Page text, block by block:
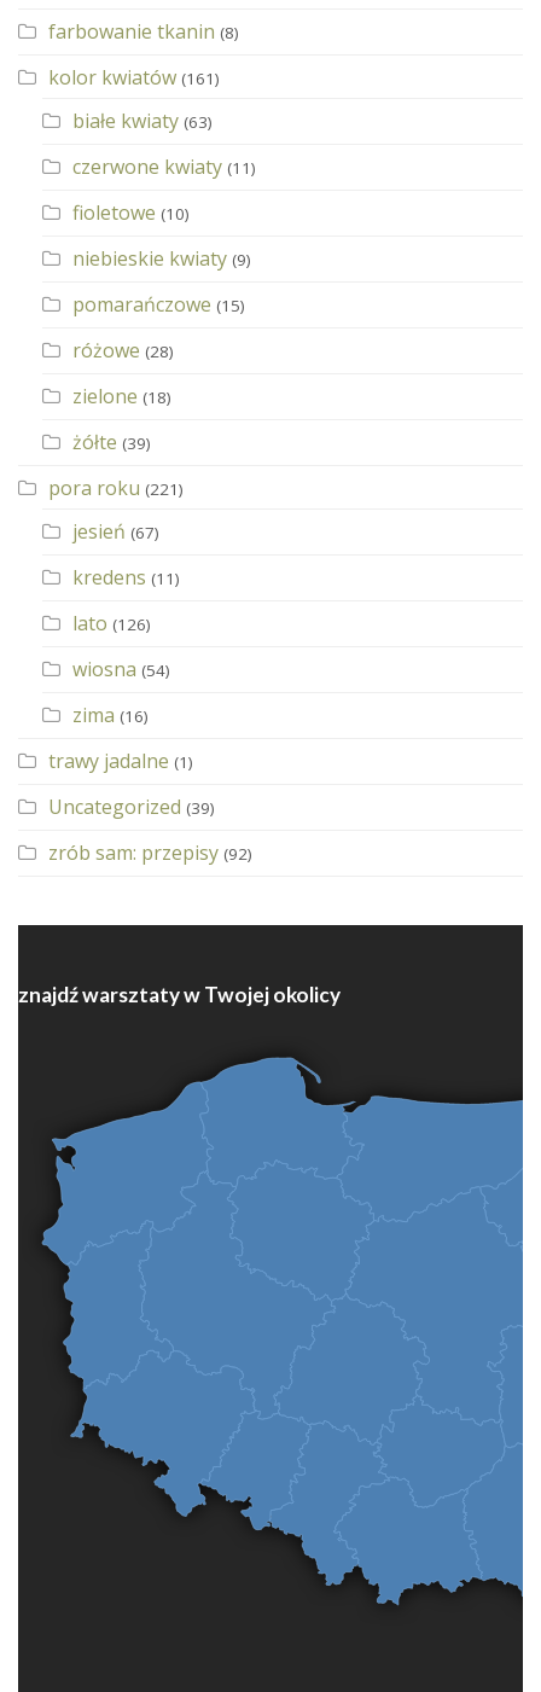
farbowanie tkanin (8)
kolor kwiatów (161)
białe kwiaty (63)
czerwone kwiaty (11)
fioletowe (10)
niebieskie kwiaty (9)
pomarańczowe (15)
różowe (28)
zielone (18)
żółte (39)
pora roku (221)
jesień (67)
kredens (11)
lato (126)
wiosna (54)
zima (16)
trawy jadalne (1)
Uncategorized (39)
zrób sam: przepisy (92)
znajdź warsztaty w Twojej okolicy